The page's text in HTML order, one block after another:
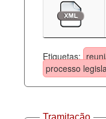
Etiquetas:
processo
Tramitação